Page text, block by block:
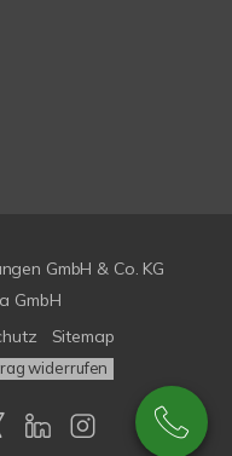
GmbH & Co. KG
GmbH
Sitemap
widerrufen